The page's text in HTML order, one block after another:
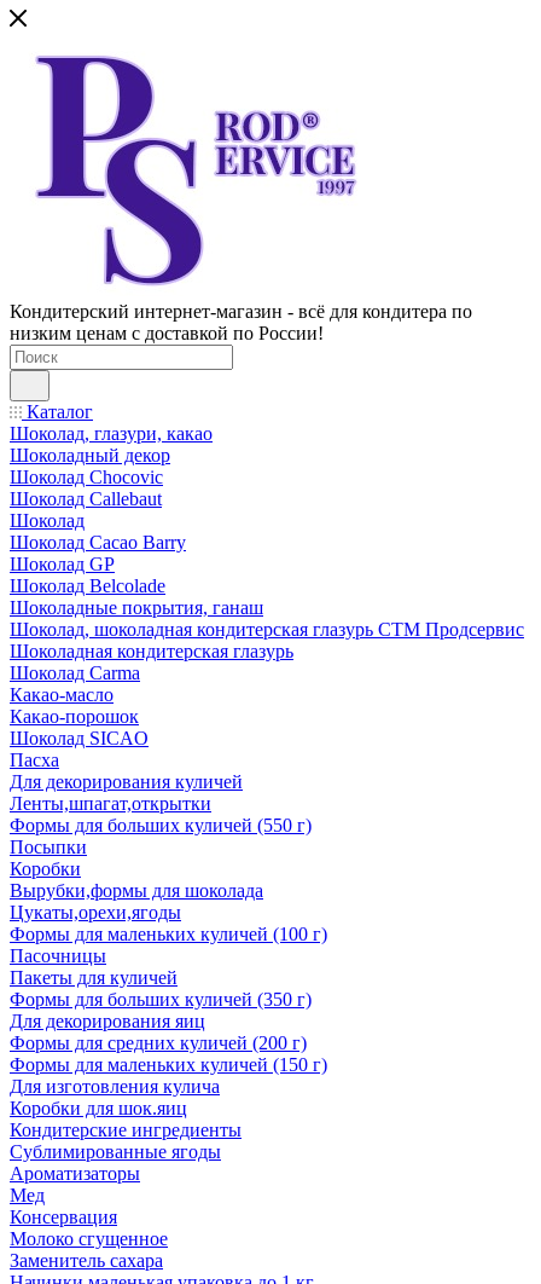
Кондитерский интернет-магазин - всё для кондитера по
низким ценам с доставкой по России!
Каталог
Шоколад, глазури, какао
Шоколадный декор
Шоколад Chocovic
Шоколад Callebaut
Шоколад
Шоколад Cacao Barry
Шоколад GP
Шоколад Belcolade
Шоколадные покрытия, ганаш
Шоколад, шоколадная кондитерская глазурь СТМ Продсервис
Шоколадная кондитерская глазурь
Шоколад Carma
Какао-масло
Какао-порошок
Шоколад SICAO
Пасха
Для декорирования куличей
Ленты,шпагат,открытки
Формы для больших куличей (550 г)
Посыпки
Коробки
Вырубки,формы для шоколада
Цукаты,орехи,ягоды
Формы для маленьких куличей (100 г)
Пасочницы
Пакеты для куличей
Формы для больших куличей (350 г)
Для декорирования яиц
Формы для средних куличей (200 г)
Формы для маленьких куличей (150 г)
Для изготовления кулича
Коробки для шок.яиц
Кондитерские ингредиенты
Сублимированные ягоды
Ароматизаторы
Мед
Консервация
Молоко сгущенное
Заменитель сахара